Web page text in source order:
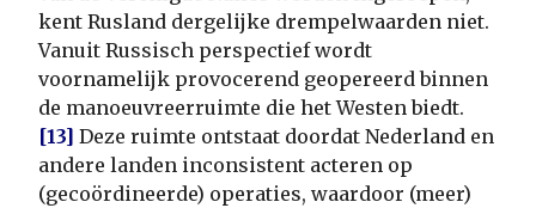
kent Rusland dergelijke drempelwaarden niet.
Vanuit Russisch perspectief wordt
voornamelijk provocerend geopereerd binnen
de manoeuvreerruimte die het Westen biedt.
[13] Deze ruimte ontstaat doordat Nederland en
andere landen inconsistent acteren op
(gecoördineerde) operaties, waardoor (meer)